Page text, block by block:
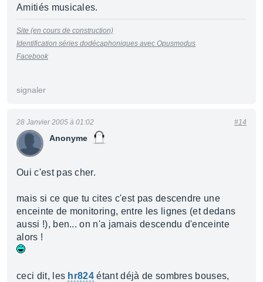
Amitiés musicales.
Site (en cours de construction)
Identification séries dodécaphoniques avec Opusmodus
Facebook
signaler
Anonyme
28 Janvier 2005 à 01:02 #14
Oui c'est pas cher.
mais si ce que tu cites c'est pas descendre une
enceinte de monitoring, entre les lignes (et dedans
aussi !), ben... on n'a jamais descendu d'enceinte
alors !
ceci dit, les hr824 étant déjà de sombres bouses,